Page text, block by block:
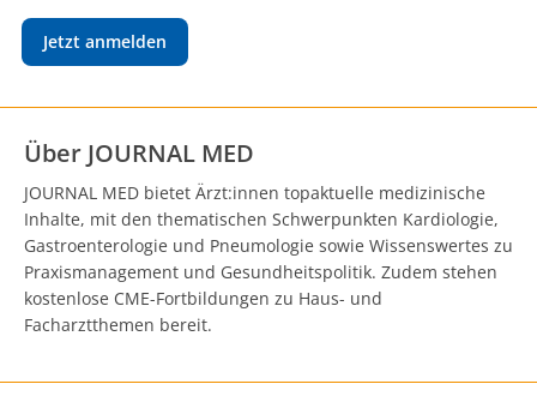
Jetzt anmelden
Über JOURNAL MED
JOURNAL MED bietet Ärzt:innen topaktuelle medizinische
Inhalte, mit den thematischen Schwerpunkten Kardiologie,
Gastroenterologie und Pneumologie sowie Wissenswertes zu
Praxismanagement und Gesundheitspolitik. Zudem stehen
kostenlose CME-Fortbildungen zu Haus- und
Facharztthemen bereit.